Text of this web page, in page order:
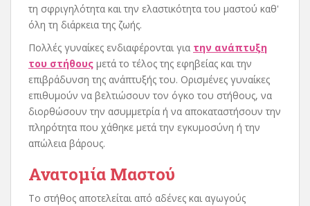
τη σφριγηλότητα και την ελαστικότητα του μαστού καθ'
όλη τη διάρκεια της ζωής.
Πολλές γυναίκες ενδιαφέρονται για την ανάπτυξη
του στήθους μετά το τέλος της εφηβείας και την
επιβράδυνση της ανάπτυξής του. Ορισμένες γυναίκες
επιθυμούν να βελτιώσουν τον όγκο του στήθους, να
διορθώσουν την ασυμμετρία ή να αποκαταστήσουν την
πληρότητα που χάθηκε μετά την εγκυμοσύνη ή την
απώλεια βάρους.
Ανατομία Μαστού
Το στήθος αποτελείται από αδένες και αγωγούς